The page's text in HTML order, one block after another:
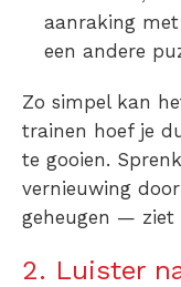
aanraking
een andere
Zo simpel kan
trainen hoef je
te gooien.
vernieuwing
geheugen — ziet
2. Luister